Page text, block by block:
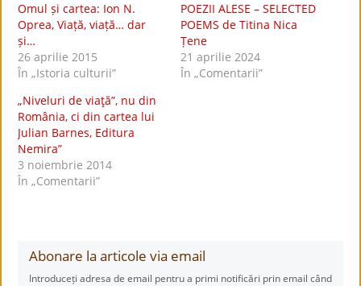
Omul și cartea: Ion N.
Oprea, Viață, viață… dar
și…
26 aprilie 2015
În „Istoria culturii”
POEZII ALESE – SELECTED
POEMS de Titina Nica
Țene
21 aprilie 2024
În „Comentarii”
„Niveluri de viaţă”, nu din
România, ci din cartea lui
Julian Barnes, Editura
Nemira”
3 noiembrie 2014
În „Comentarii”
Abonare la articole via email
Introduceți adresa de email pentru a primi notificări prin email când